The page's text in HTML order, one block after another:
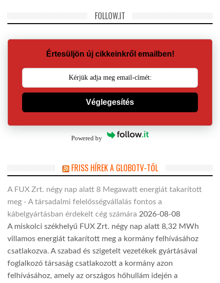
FOLLOW.IT
Értesüljön új cikkeinkről emailben!
Véglegesítés
Powered by
FRISS HÍREK A GLOBOTV-TŐL
A FUX Zrt. négy nap alatt 8 Megawatt energiát takarított
meg - A társadalmi felelősségvállalás fontos a
kábelgyártásban érdekelt cég számára 2026-08-08
A miskolci székhelyű FUX Zrt. négy nap alatt 8,32 MWh
villamos energiát takarított meg a kormány felhívásához
csatlakozva. A szabad és szigetelt vezetékek gyártásával
foglalkozó társaság csatlakozott a kormány azon
felhívásához, amely az országos hőhullám idején a